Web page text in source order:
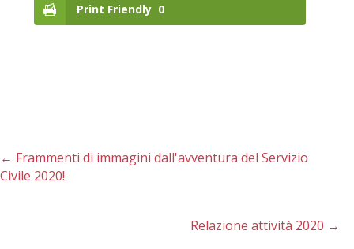
Print Friendly 0
← Frammenti di immagini dall'avventura del Servizio
Civile 2020!
Relazione attività 2020 →